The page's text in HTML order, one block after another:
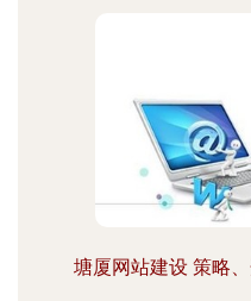
塘厦网站建设 策略